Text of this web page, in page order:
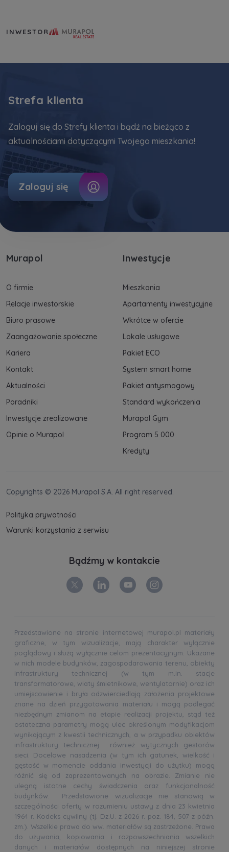
INWESTOR Murapol Real Estate S.A.
Murapol
O firmie
Relacje inwestorskie
Biuro prasowe
Zaangażowanie społeczne
Kariera
Kontakt
Aktualności
Poradniki
Inwestycje zrealizowane
Opinie o Murapol
Inwestycje
Mieszkania
Apartamenty inwestycyjne
Wkrótce w ofercie
Lokale usługowe
Pakiet ECO
System smart home
Pakiet antysmogowy
Standard wykończenia
Murapol Gym
Program 5 000
Kredyty
Strefa klienta
Zaloguj się do Strefy klienta i bądź na bieżąco z
aktualnościami dotyczącymi Twojego mieszkania!
Zaloguj się
Copyrights © 2026 Murapol S.A. All right reserved.
Polityka prywatności
Warunki korzystania z serwisu
Bądźmy w kontakcie
Przedstawione na stronie internetowej murapol.pl materiały
graficzne, w tym wizualizacje, mają charakter wyłącznie
poglądowy i służą wyłącznie celom prezentacyjnym. Ukazane
w nich modele budynków, zagospodarowania terenu, obiekty
infrastruktury technicznej (w tym m.in. stacje
transformatorowe, wiaty śmietnikowe, wentylatornie) oraz ich
umiejscowienie i bryła odzwierciedlają założenia projektowe
znane na dzień przygotowania materiału i mogą podlegać
niezbędnym zmianom na etapie realizacji projektu, stąd też
ostateczna parametry mogą ulec określonym modyfikacjom
wynikającym z kwestii technicznych, a w przypadku obiektów
infrastruktury technicznej również wytycznych gestorów
sieci. Docelowe nasadzenia (w tym ich gatunek, wielkość i
gęstość w momencie oddania inwestycji do użytku) mogą
różnić się od zaprezentowanych na obrazie. Zmianie nie
ulegną istotne cechy świadczenia oraz funkcjonalność
budynków. Przedstawione wizualizacje nie stanowią w
szczególności oferty w rozumieniu ustawy z dnia 23 kwietnia
1964 r. Kodeks cywilny (tj. Dz.U. z 2026 r. poz. 184, 507 z późn.
zm.). Wszelkie prawa do ww. materiałów są zastrzeżone. Prawa
do używania, kopiowania i rozpowszechniania wszelkich
danych i materiałów dostępnych na niniejszej stronie